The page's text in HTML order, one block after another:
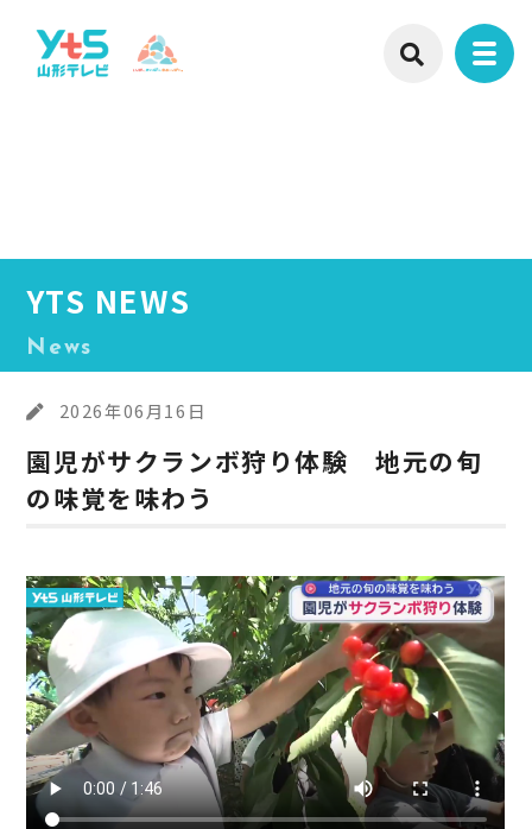
YTS NEWS
News
2026年06月16日
園児がサクランボ狩り体験 地元の旬
の味覚を味わう